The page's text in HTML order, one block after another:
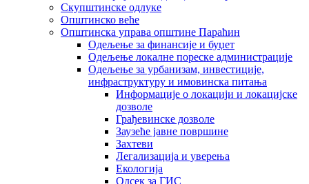
Скупштинске одлуке
Општинско веће
Општинска управа општине Параћин
Одељење за финансије и буџет
Одељење локалне пореске администрације
Одељење за урбанизам, инвестиције,
инфраструктуру и имовинска питања
Информације о локацији и локацијске
дозволе
Грађевинске дозволе
Заузеће јавне површине
Захтеви
Легализација и уверења
Екологија
Одсек за ГИС